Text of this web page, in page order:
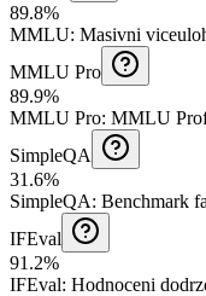
89.8%
MMLU: Masivni
MMLU Pro
89.9%
MMLU Pro: MMLU
SimpleQA
31.6%
SimpleQA: Benchmark
IFEval
91.2%
IFEval: Hodnoceni